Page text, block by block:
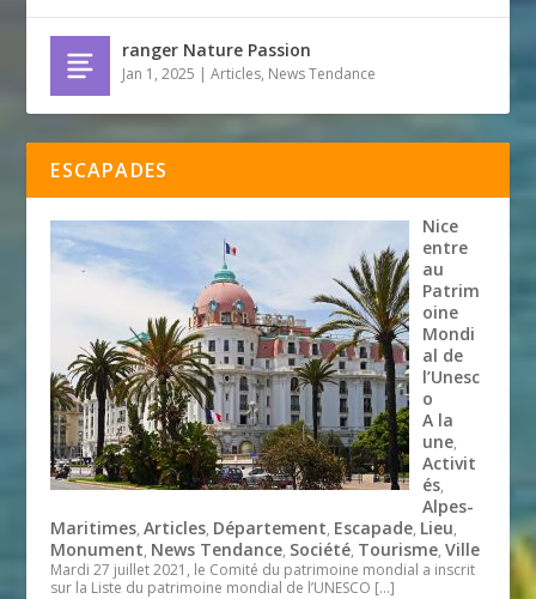
ranger Nature Passion
Jan 1, 2025 |Articles, News Tendance
ESCAPADES
Nice
entre
au
Patrim
oine
Mondi
al de
l’Unesc
o
A la
une,
Activit
és,
Alpes-
Maritimes,Articles, Département, Escapade, Lieu,
Monument, News Tendance, Société, Tourisme,Ville
Mardi 27 juillet 2021, le Comité du patrimoine mondial a inscrit
sur la Liste du patrimoine mondial de l’UNESCO […]